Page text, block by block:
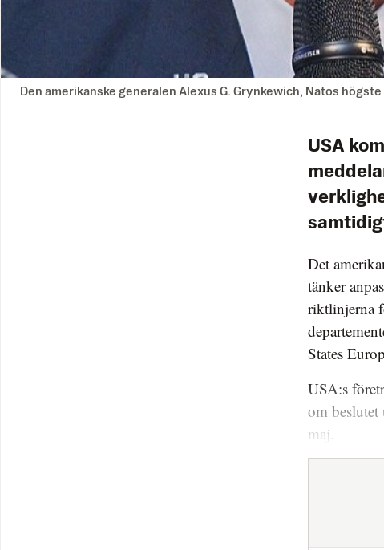
Den amerikanske generalen Alexus G. Grynkewich, Natos
USA
Det
tänker
riktlinjerna
States
USA:s
om
maj.